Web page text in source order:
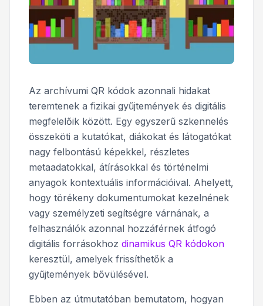
Az archívumi QR kódok azonnali hidakat
teremtenek a fizikai gyűjtemények és digitális
megfelelőik között. Egy egyszerű szkennelés
összeköti a kutatókat, diákokat és látogatókat
nagy felbontású képekkel, részletes
metaadatokkal, átírásokkal és történelmi
anyagok kontextuális információival. Ahelyett,
hogy törékeny dokumentumokat kezelnének
vagy személyzeti segítségre várnának, a
felhasználók azonnal hozzáférnek átfogó
digitális forrásokhoz dinamikus QR kódokon
keresztül, amelyek frissíthetők a
gyűjtemények bővülésével.
Ebben az útmutatóban bemutatom, hogyan